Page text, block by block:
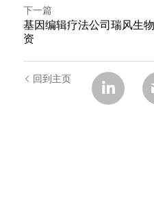
下一篇
基因编辑疗法公司瑞风生
资
回到主页